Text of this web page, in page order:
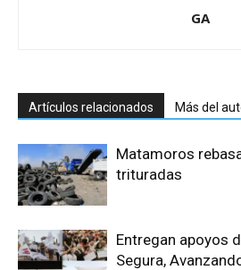
GA
Artículos relacionados Más del
Matamoros
trituradas
Entregan apoyos
Segura,